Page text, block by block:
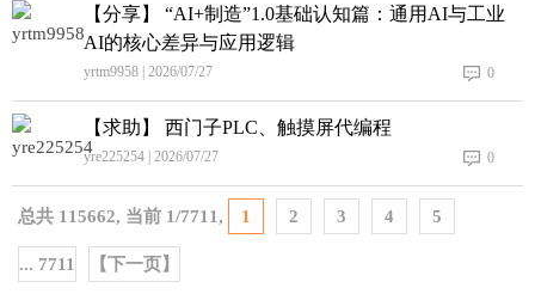
【分享】 “AI+制造”1.0基础认知篇：通用AI与工业
AI的核心差异与应用逻辑
yrtm9958 | 2026/07/27 0
【求助】 西门子PLC、触摸屏代编程
yre225254 | 2026/07/27 0
总共 115662, 当前 1/7711, 1 2 3 4 5
... 7711 【下一页】